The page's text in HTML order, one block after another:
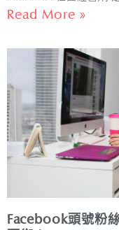
Read More »
Facebook頭號粉